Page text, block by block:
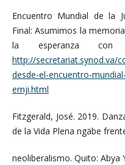
Encuentro Mundial de la
Final: Asumimos la
la esperanza con
http://secretariat.synod.va/
desde-el-encuentro-
emji.html
Fitzgerald, José. 2019.
de la Vida Plena ngäbe
neoliberalismo. Quito: Abya